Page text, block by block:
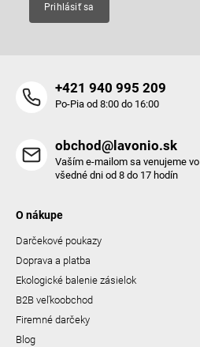
Prihlásiť sa
+421 940 995 209
Po-Pia od 8:00 do 16:00
obchod@lavonio.sk
Vaším e-mailom sa venujeme vo
všedné dni od 8 do 17 hodín
O nákupe
Darčekové poukazy
Doprava a platba
Ekologické balenie zásielok
B2B veľkoobchod
Firemné darčeky
Blog